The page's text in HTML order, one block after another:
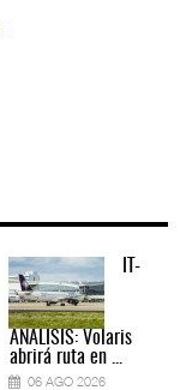
IT-
ANÁLISIS: Volaris
abrirá ruta en ...
06 AGO 2026